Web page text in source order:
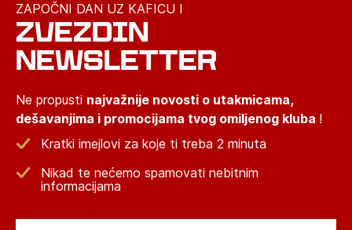
ZAPOČNI DAN UZ KAFICU I
ZVEZDIN
NEWSLETTER
Ne propusti najvažnije novosti o utakmicama,
dešavanjima i promocijama tvog omiljenog kluba !
Kratki imejlovi za koje ti treba 2 minuta
Nikad te nećemo spamovati nebitnim
informacijama